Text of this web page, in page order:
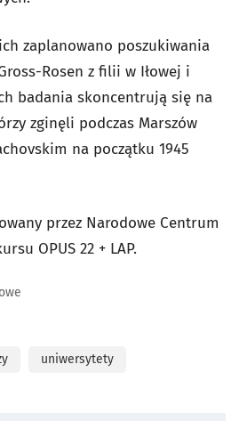
zaplanowano poszukiwania
Rosen z filii w Iłowej i
badania skoncentrują się na
zginęli podczas Marszów
na początku 1945
przez Narodowe Centrum
OPUS 22 + LAP.
uniwersytety